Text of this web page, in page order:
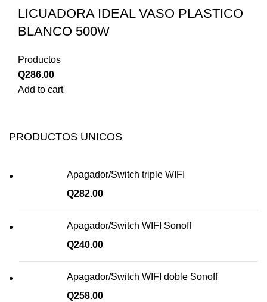
LICUADORA IDEAL VASO PLASTICO
BLANCO 500W
Productos
Q286.00
Add to cart
PRODUCTOS UNICOS
Apagador/Switch triple WIFI
Q282.00
Apagador/Switch WIFI Sonoff
Q240.00
Apagador/Switch WIFI doble Sonoff
Q258.00